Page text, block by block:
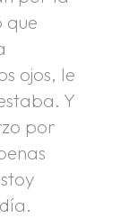
que
ojos, le
Y
por